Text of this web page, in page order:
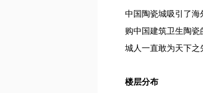
中国陶瓷城吸引了海
购中国建筑卫生陶
城人一直敢为天下之
楼层分布